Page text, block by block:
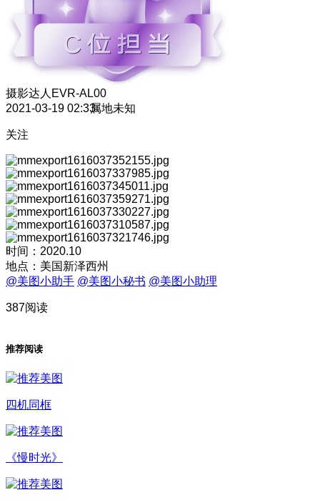
摄影达人 EVR-AL00
2021-03-19 02:33属地未知
关注
时间：2020.10
地点：美国新泽西州
@美图小助手 @美图小秘书 @美图小助理
387阅读
推荐阅读
四机同框
《慢时光》